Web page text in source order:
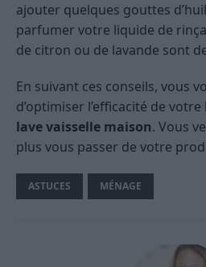
ajouter quelques gouttes
parfumer votre liquide de
de citron ou de lavande sont
En suivant ces conseils, vous
d’optimiser l’efficacité de votre
lave vaisselle maison. Vous
plus vous passer de votre
ASTUCES MÉNAGE